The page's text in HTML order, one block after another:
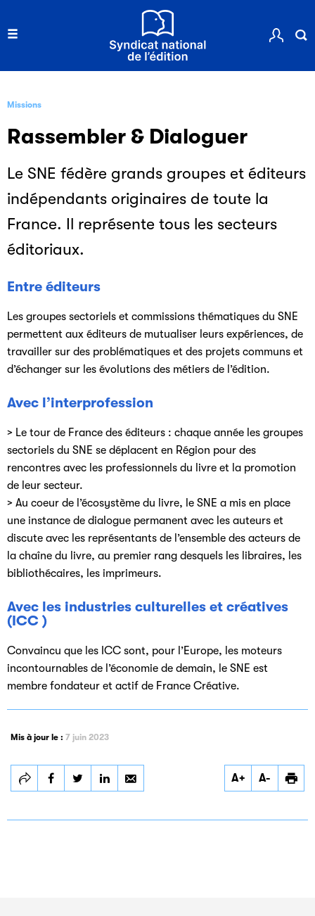
Missions
Rassembler & Dialoguer
Le SNE fédère grands groupes et éditeurs
indépendants originaires de toute la
France. Il représente tous les secteurs
éditoriaux.
Entre éditeurs
Les groupes sectoriels et commissions thématiques du SNE
permettent aux éditeurs de mutualiser leurs expériences, de
travailler sur des problématiques et des projets communs et
d’échanger sur les évolutions des métiers de l’édition.
Avec l’interprofession
> Le tour de France des éditeurs : chaque année les groupes
sectoriels du SNE se déplacent en Région pour des
rencontres avec les professionnels du livre et la promotion
de leur secteur.
> Au coeur de l’écosystème du livre, le SNE a mis en place
une instance de dialogue permanent avec les auteurs et
discute avec les représentants de l’ensemble des acteurs de
la chaîne du livre, au premier rang desquels les libraires, les
bibliothécaires, les imprimeurs.
Avec les industries culturelles et créatives
(ICC )
Convaincu que les ICC sont, pour l’Europe, les moteurs
incontournables de l’économie de demain, le SNE est
membre fondateur et actif de France Créative.
Mis à jour le : 7 juin 2023
Partager
Rassembler &
Partager
Rassembler &
Partager
Rassembler &
A+ A-